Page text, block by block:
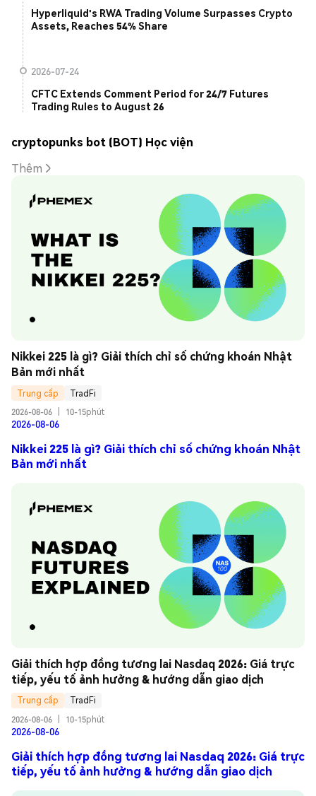
Hyperliquid's RWA Trading Volume Surpasses Crypto
Assets, Reaches 54% Share
2026-07-24
CFTC Extends Comment Period for 24/7 Futures
Trading Rules to August 26
cryptopunks bot (BOT) Học viện
Thêm
Nikkei 225 là gì? Giải thích chỉ số chứng khoán Nhật
Bản mới nhất
Trung cấp
TradFi
2026-08-06
10-15phút
2026-08-06
Nikkei 225 là gì? Giải thích chỉ số chứng khoán Nhật
Bản mới nhất
Giải thích hợp đồng tương lai Nasdaq 2026: Giá trực
tiếp, yếu tố ảnh hưởng & hướng dẫn giao dịch
Trung cấp
TradFi
2026-08-06
10-15phút
2026-08-06
Giải thích hợp đồng tương lai Nasdaq 2026: Giá trực
tiếp, yếu tố ảnh hưởng & hướng dẫn giao dịch